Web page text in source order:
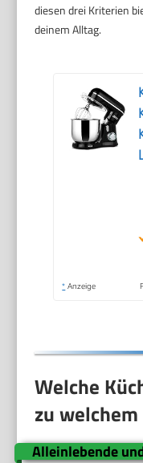
diesen drei Kriterien
deinem Alltag.
* Anzeige
Welche
zu
Alleinlebende